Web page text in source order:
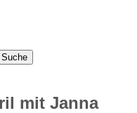
mit Janna